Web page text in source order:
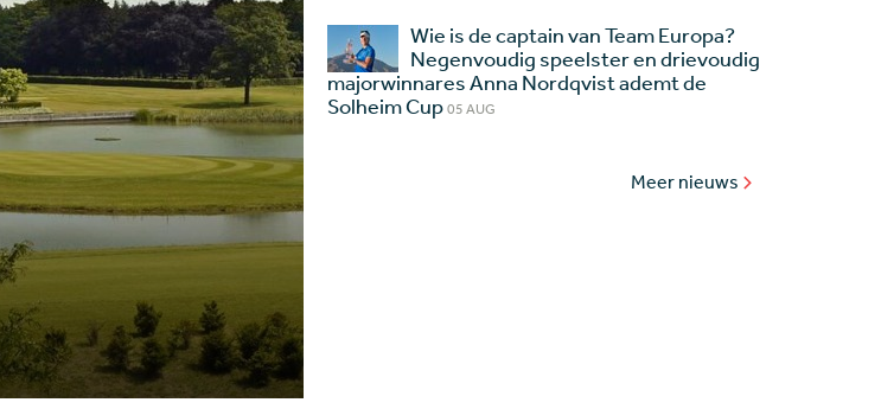
Wie is de captain van Team Europa?
Negenvoudig speelster en drievoudig
majorwinnares Anna Nordqvist ademt de
Solheim Cup05 AUG
Meer nieuws